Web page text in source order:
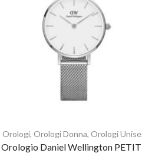
Orologi, Orologi Donna, Orologi
Orologio Daniel Wellington